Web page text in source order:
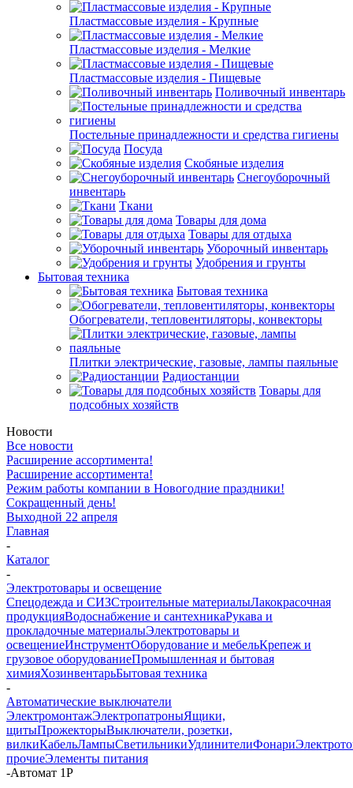
Пластмассовые изделия - Крупные
Пластмассовые изделия - Мелкие
Пластмассовые изделия - Пищевые
Поливочный инвентарь
Постельные принадлежности и средства гигиены
Посуда
Скобяные изделия
Снегоуборочный
инвентарь
Ткани
Товары для дома
Товары для отдыха
Уборочный инвентарь
Удобрения и грунты
Бытовая техника
Бытовая техника
Обогреватели, тепловентиляторы, конвекторы
Плитки электрические, газовые, лампы паяльные
Радиостанции
Товары для
подсобных хозяйств
Новости
Все новости
Расширение ассортимента!
Расширение ассортимента!
Режим работы компании в Новогодние праздники!
Сокращенный день!
Выходной 22 апреля
Главная
-
Каталог
-
Электротовары и освещение
Спецодежда и СИЗСтроительные материалыЛакокрасочная
продукцияВодоснабжение и сантехникаРукава и
прокладочные материалыЭлектротовары и
освещениеИнструментОборудование и мебельКрепеж и
грузовое оборудованиеПромышленная и бытовая
химияХозинвентарьБытовая техника
-
Автоматические выключатели
ЭлектромонтажЭлектропатроныЯщики,
щитыПрожекторыВыключатели, розетки,
вилкиКабельЛампыСветильникиУдлинителиФонари
прочиеЭлементы питания
-Автомат 1Р